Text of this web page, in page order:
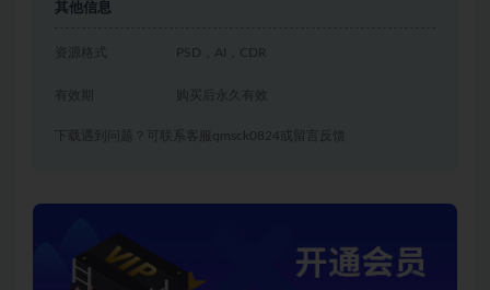
其他信息
资源格式 PSD，AI，CDR
有效期 购买后永久有效
下载遇到问题？可联系客服qmsck0824或留言反馈